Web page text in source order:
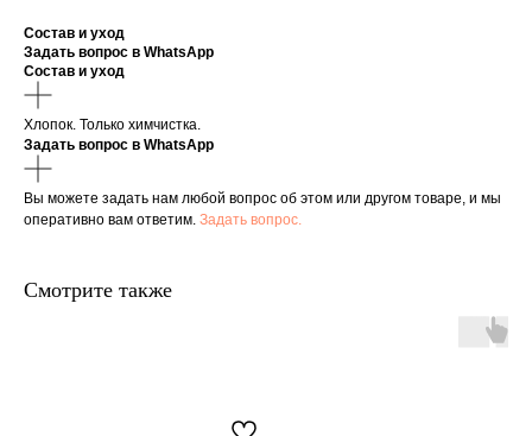
Состав и уход
Задать вопрос в WhatsApp
Состав и уход
Хлопок. Только химчистка.
Задать вопрос в WhatsApp
Вы можете задать нам любой вопрос об этом или другом товаре, и мы
оперативно вам ответим. Задать вопрос.
Смотрите также